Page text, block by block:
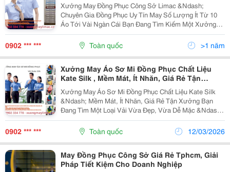
Xưởng May Đồng Phục Công Sở Limac &Ndash;
Chuyên Gia Đồng Phục Uy Tín May Số Lượng Ít Từ 10
Áo Tới Vài Ngàn Cái Bạn Đang Tìm Kiếm Một Xưởng
May Đồng Phục Công Sở Giá Rẻ, Chất Lượng Cao?
Xưởng May Limac Chính Là Sự Lựa Chọn Lý Tưởng
Cho Bạn! ...
0902 *** *** Toàn quốc >1 năm
Xưởng May Áo Sơ Mi Đồng Phục Chất Liệu
Kate Silk , Mềm Mát, Ít Nhăn, Giá Rẻ Tận
Xưởng
Xưởng May Áo Sơ Mi Đồng Phục Chất Liệu Kate Silk
&Ndash; Mềm Mát, Ít Nhăn, Giá Rẻ Tận Xưởng Bạn
Đang Tìm Một Loại Vải Vừa Đẹp, Vừa Dễ Mặc &Ndash;
Dễ Ủi Để May Đồng Phục Công Sở, Học Sinh Hay Áo Đi
Lễ Chùa? Limac Xin Giới Thiệu Vải Kate Silk &Ndash;...
0902 *** *** Toàn quốc 12/03/2026
May Đồng Phục Công Sở Giá Rẻ Tphcm, Giải
Pháp Tiết Kiệm Cho Doanh Nghiệp